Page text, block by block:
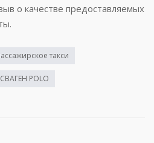
о качестве предоставляемых
такси
POLO